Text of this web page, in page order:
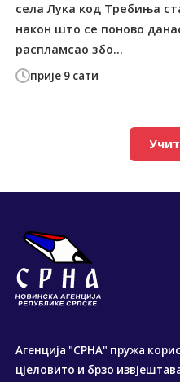
прије 9 сати
села Лука код Tребиња
након што се поново
распламсао збо...
Агенција "СРНА" пружа
цјеловито и брзо